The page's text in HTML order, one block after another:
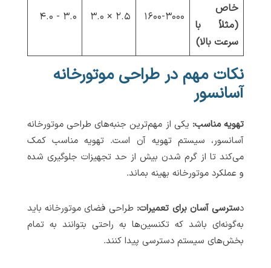
خاص
(مثلاً با
سرعت بالا)
۱۶۰۰-۳۰۰۰ ۲.۵ × ۳.۰ ۳.۰ - ۴.۰
نکات مهم در طراحی موتورخانه
آسانسور
تهویه مناسب: یکی از مهم‌ترین جنبه‌های طراحی موتورخانه
آسانسور، سیستم تهویه آن است. تهویه مناسب کمک
می‌کند تا از گرم شدن بیش از حد تجهیزات جلوگیری شده
و عملکرد موتورخانه بهینه بماند.
دسترسی آسان برای تعمیرات: طراحی فضای موتورخانه باید
به‌گونه‌ای باشد که تکنسین‌ها به راحتی بتوانند به تمام
بخش‌های سیستم دسترسی پیدا کنند.